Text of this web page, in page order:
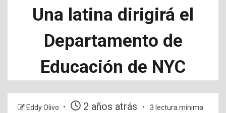
Una latina dirigirá el
Departamento de
Educación de NYC
Eddy Olivo 2 años atrás 3 lectura mínima